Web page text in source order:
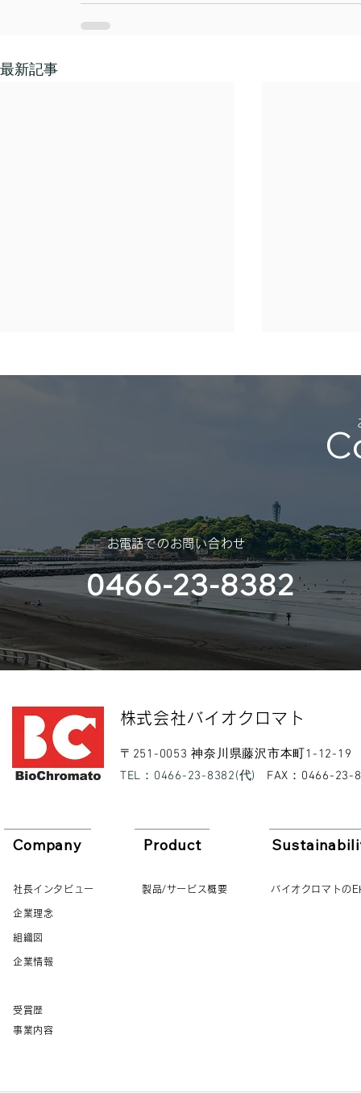
最新記事
（神奈川大
部様）
​お電話でのお問い合わせ
0466-23-8382
​株式会社バイオクロマト​
​〒251-0053 神奈川県藤沢市本町1-12-19
​TEL：0466-23-8382(代)
​FAX：0466-23-
Company
社長インタビュー
企業理念
組織図
企業情報
受賞歴
Product
製品/サービス概要
事業内容
バイオクロマトの